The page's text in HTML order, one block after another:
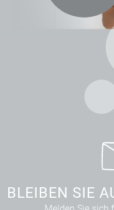
BLEIBEN SIE